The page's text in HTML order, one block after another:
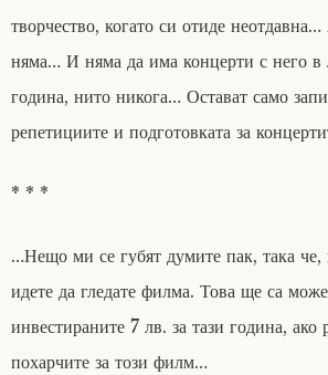
творчество, когато си отиде
няма… И няма да има концерти с него в
година, нито никога… Остават само
репетициите и подготовката за
* * *
…Нещо ми се губят думите пак, така че,
идете да гледате филма. Това ще са
инвестираните 7 лв. за тази година, ако
похарчите за този филм…